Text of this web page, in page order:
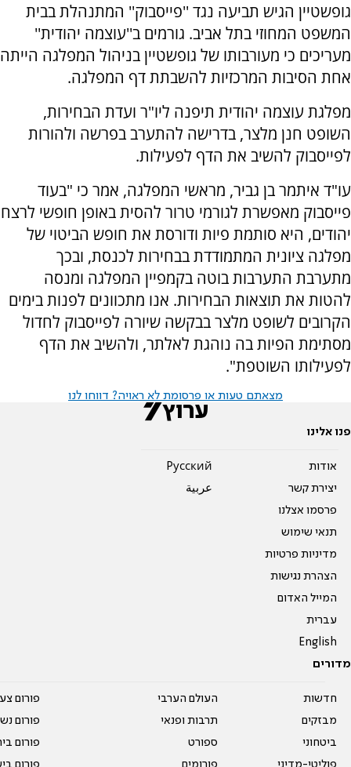
גופשטיין הגיש תביעה נגד ''פייסבוק'' המתנהלת בבית
המשפט המחוזי בתל אביב. גורמים ב''עוצמה יהודית''
מעריכים כי מעורבותו של גופשטיין בניהול המפלגה הייתה
אחת הסיבות המרכזיות להשבתת דף המפלגה.
מפלגת עוצמה יהודית תיפנה ליו"ר ועדת הבחירות,
השופט חנן מלצר, בדרישה להתערב בפרשה ולהורות
לפייסבוק להשיב את הדף לפעילות.
עו"ד איתמר בן גביר, מראשי המפלגה, אמר כי "בעוד
פייסבוק מאפשרת לגורמי טרור להסית באופן חופשי לרצח
יהודים, היא סותמת פיות ודורסת את חופש הביטוי של
מפלגה ציונית המתמודדת בבחירות לכנסת, ובכך
מתערבת התערבות בוטה בקמפיין המפלגה ומנסה
להטות את תוצאות הבחירות. אנו מתכוונים לפנות בימים
הקרובים לשופט מלצר בבקשה שיורה לפייסבוק לחדול
מסתימת הפיות בה נוהגת לאלתר, ולהשיב את הדף
לפעילותו השוטפת".
מצאתם טעות או פרסומת לא ראויה? דווחו לנו
פנו אלינו
אודות
יצירת קשר
פרסמו אצלנו
תנאי שימוש
מדיניות פרטיות
הצהרת נגישות
המייל האדום
עברית
English
Pусский
عربية
מדורים
חדשות
מבזקים
ביטחוני
פוליטי-מדיני
העולם הערבי
תרבות ופנאי
ספורט
פורומים
פורום
פורום
פורום
פורום